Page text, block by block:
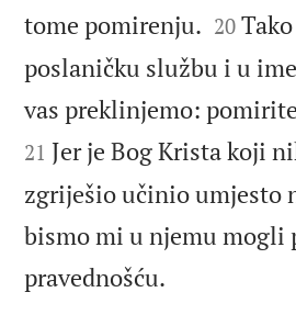
tome pomirenju. 

20
poslaničku službu i u
vas preklinjemo:
21 Jer je Bog Krista koji
zgriješio učinio umjesto
bismo mi u njemu mogli
pravednošću.